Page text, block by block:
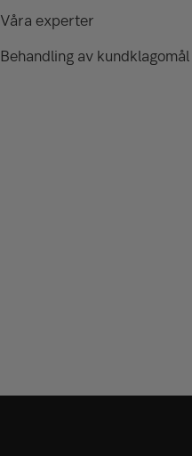
Våra experter
Behandling av kundklagomål